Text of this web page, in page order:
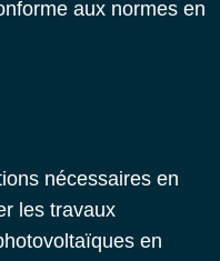
aux normes en
nécessaires en
les travaux
en